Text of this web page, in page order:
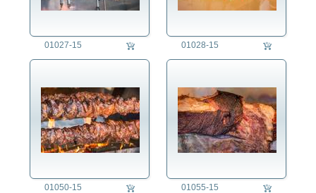
01027-15 01028-15
01050-15 01055-15